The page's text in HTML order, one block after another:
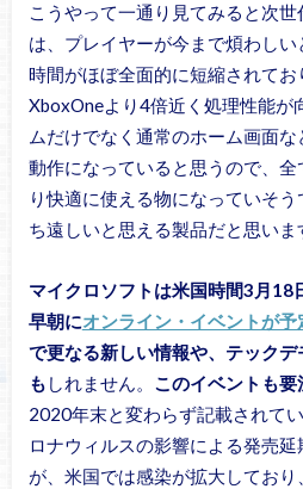
こうやって一通り見てみると次
は、プレイヤーが今まで煩わし
時間がほぼ全面的に短縮されて
XboxOneより4倍近く処理性能が
ムだけでなく通常のホーム画面
動作になっていると思うので、全
り快適に使える物になっていそ
ち遠しいと思える製品だと思いま
マイクロソフトは米国時間3月18
早朝にオンライン・イベントが予
で更なる新しい情報や、テック
も しれません。 このイベントも要
2020年末と変わらず記載されて
ロナウィルスの影響による発売
が、米国では感染が拡大してお